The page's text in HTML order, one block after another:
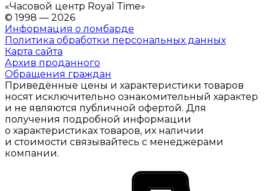
«Часовой центр Royal Time»
© 1998 — 2026
Информация о ломбарде
Политика обработки персональных данных
Карта сайта
Архив проданного
Обращения граждан
Приведённые цены и характеристики товаров
носят исключительно ознакомительный характер
и не являются публичной офертой. Для
получения подробной информации
о характеристиках товаров, их наличии
и стоимости связывайтесь с менеджерами
компании.